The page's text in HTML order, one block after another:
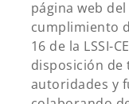
página web
cumplimiento
16 de la LSSI-
disposición de
autoridades y